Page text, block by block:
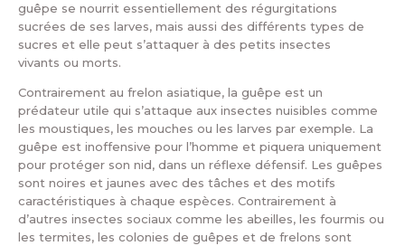
guêpe se nourrit essentiellement des régurgitations
sucrées de ses larves, mais aussi des différents types de
sucres et elle peut s’attaquer à des petits insectes
vivants ou morts.
Contrairement au frelon asiatique, la guêpe est un
prédateur utile qui s’attaque aux insectes nuisibles comme
les moustiques, les mouches ou les larves par exemple. La
guêpe est inoffensive pour l’homme et piquera uniquement
pour protéger son nid, dans un réflexe défensif. Les guêpes
sont noires et jaunes avec des tâches et des motifs
caractéristiques à chaque espèces. Contrairement à
d’autres insectes sociaux comme les abeilles, les fourmis ou
les termites, les colonies de guêpes et de frelons sont